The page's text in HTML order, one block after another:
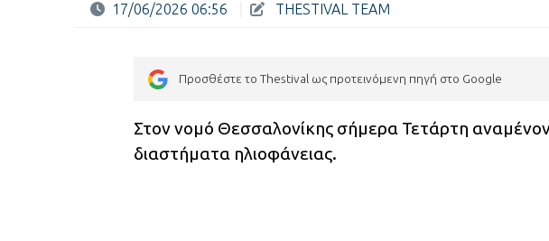
17/06/2026 06:56 THESTIVAL TEAM
Προσθέστε το Thestival ως προτεινόμενη πηγή στο Google
Στον νομό Θεσσαλονίκης σήμερα Τετάρτη
διαστήματα ηλιοφάνειας.